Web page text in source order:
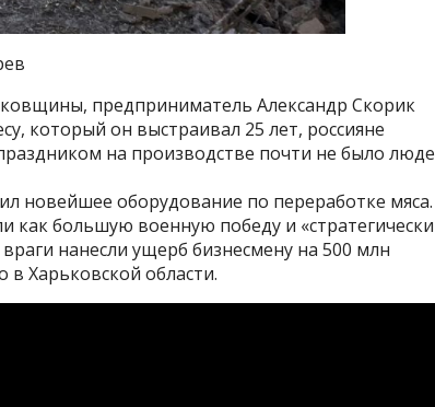
предприниматель Александр Скорик
который он выстраивал 25 лет, россияне
на производстве почти не было
новейшее оборудование по переработке мяса.
как большую военную победу и
нанесли ущерб бизнесмену на 500 млн
Харьковской области.